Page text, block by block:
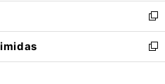
く
で
開
く
ド
ウ
で
開
ウ
ィ
ン
ド
ウ
し
い
ウ
ィ
ン
新
し
い
ウ
imidas
新
し